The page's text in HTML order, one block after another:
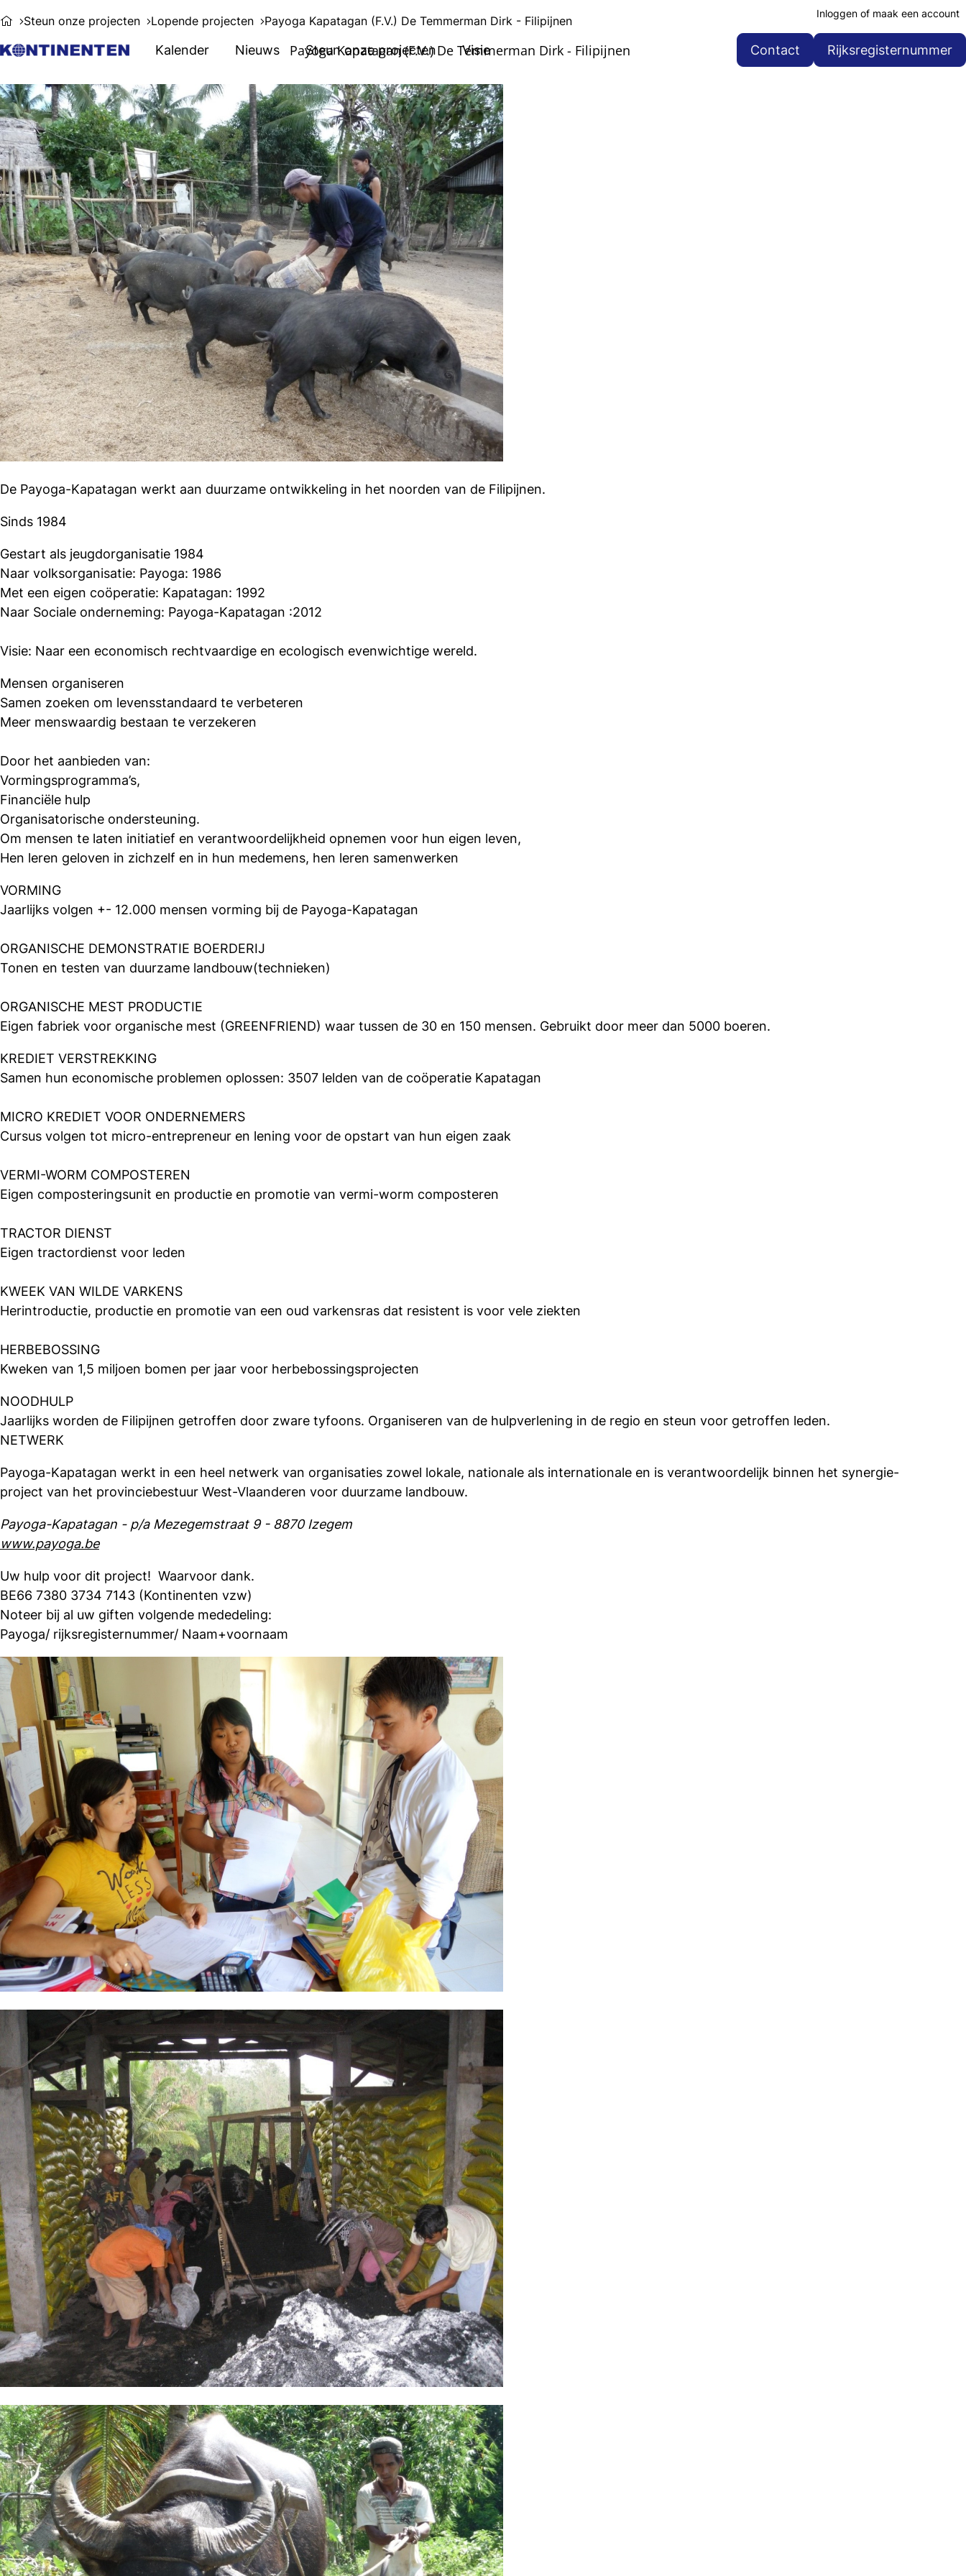
Kalender Nieuws Steun onze projecten Visie Contact Rijksregisternummer
Inloggen of maak een account
Steun onze projecten Lopende projecten Payoga Kapatagan (F.V.) De Temmerman Dirk - Filipijnen
Payoga Kapatagan (F.V.) De Temmerman Dirk - Filipijnen
De Payoga-Kapatagan werkt aan duurzame ontwikkeling in het noorden van de Filipijnen.
Sinds 1984
Gestart als jeugdorganisatie 1984
Naar volksorganisatie: Payoga: 1986
Met een eigen coöperatie: Kapatagan: 1992
Naar Sociale onderneming: Payoga-Kapatagan :2012
Visie: Naar een economisch rechtvaardige en ecologisch evenwichtige wereld.
Mensen organiseren
Samen zoeken om levensstandaard te verbeteren
Meer menswaardig bestaan te verzekeren
Door het aanbieden van:
Vormingsprogramma’s,
Financiële hulp
Organisatorische ondersteuning.
Om mensen te laten initiatief en verantwoordelijkheid opnemen voor hun eigen leven,
Hen leren geloven in zichzelf en in hun medemens, hen leren samenwerken
VORMING
Jaarlijks volgen +- 12.000 mensen vorming bij de Payoga-Kapatagan
ORGANISCHE DEMONSTRATIE BOERDERIJ
Tonen en testen van duurzame landbouw(technieken)
ORGANISCHE MEST PRODUCTIE
Eigen fabriek voor organische mest (GREENFRIEND) waar tussen de 30 en 150 mensen. Gebruikt door meer dan 5000 boeren.
KREDIET VERSTREKKING
Samen hun economische problemen oplossen: 3507 lelden van de coöperatie Kapatagan
MICRO KREDIET VOOR ONDERNEMERS
Cursus volgen tot micro-entrepreneur en lening voor de opstart van hun eigen zaak
VERMI-WORM COMPOSTEREN
Eigen composteringsunit en productie en promotie van vermi-worm composteren
TRACTOR DIENST
Eigen tractordienst voor leden
KWEEK VAN WILDE VARKENS
Herintroductie, productie en promotie van een oud varkensras dat resistent is voor vele ziekten
HERBEBOSSING
Kweken van 1,5 miljoen bomen per jaar voor herbebossingsprojecten
NOODHULP
Jaarlijks worden de Filipijnen getroffen door zware tyfoons. Organiseren van de hulpverlening in de regio en steun voor getroffen leden.
NETWERK
Payoga-Kapatagan werkt in een heel netwerk van organisaties zowel lokale, nationale als internationale en is verantwoordelijk binnen het synergie-
project van het provinciebestuur West-Vlaanderen voor duurzame landbouw.
Payoga-Kapatagan - p/a Mezegemstraat 9 - 8870 Izegem
www.payoga.be
Uw hulp voor dit project! Waarvoor dank.
BE66 7380 3734 7143 (Kontinenten vzw)
Noteer bij al uw giften volgende mededeling:
Payoga/ rijksregisternummer/ Naam+voornaam